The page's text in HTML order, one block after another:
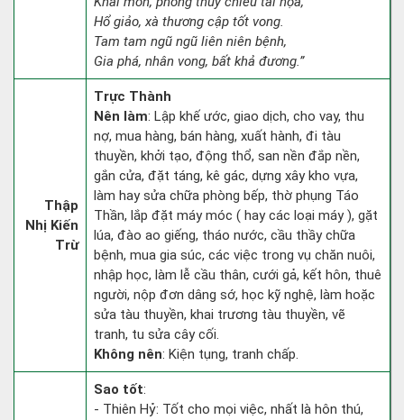
Hổ giảo, xà thương cập tốt vong.
Tam tam ngũ ngũ liên niên bệnh,
Gia phá, nhân vong, bất khả đương.”
Thập
Nhị Kiến
Trừ
Trực Thành
Nên làm: Lập khế ước, giao dịch, cho vay, thu
nợ, mua hàng, bán hàng, xuất hành, đi tàu
thuyền, khởi tạo, động thổ, san nền đắp nền,
gắn cửa, đặt táng, kê gác, dựng xây kho vựa,
làm hay sửa chữa phòng bếp, thờ phụng Táo
Thần, lắp đặt máy móc ( hay các loại máy ), gặt
lúa, đào ao giếng, tháo nước, cầu thầy chữa
bệnh, mua gia súc, các việc trong vụ chăn nuôi,
nhập học, làm lễ cầu thân, cưới gả, kết hôn, thuê
người, nộp đơn dâng sớ, học kỹ nghệ, làm hoặc
sửa tàu thuyền, khai trương tàu thuyền, vẽ
tranh, tu sửa cây cối.
Không nên: Kiện tụng, tranh chấp.
Sao tốt:
- Thiên Hỷ: Tốt cho mọi việc, nhất là hôn thú,